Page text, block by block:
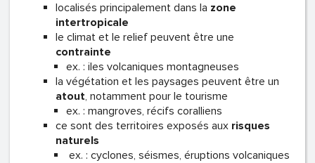
localisés principalement dans la zone
intertropicale
le climat et le relief peuvent être une
contrainte
ex. : iles volcaniques montagneuses
la végétation et les paysages peuvent être un
atout, notamment pour le tourisme
ex. : mangroves, récifs coralliens
ce sont des territoires exposés aux risques
naturels
ex. : cyclones, séismes, éruptions volcaniques